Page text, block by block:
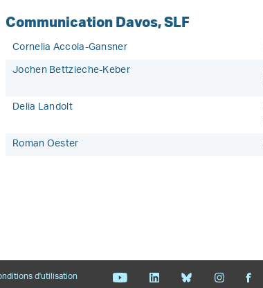
Communication Davos, SLF
Cornelia Accola-Gansner
Jochen Bettzieche-Keber
Delia Landolt
Roman Oester
d'utilisation